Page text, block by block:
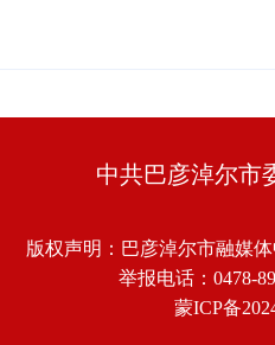
中共巴彦淖尔市
版权声明：巴彦淖尔市融媒
举报电话：0478-
蒙ICP备